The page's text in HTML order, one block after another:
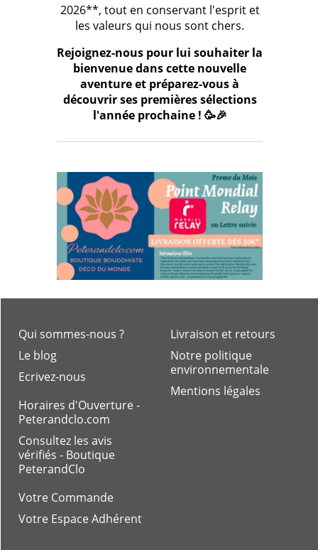
2026**, tout en conservant l'esprit et
les valeurs qui nous sont chers.
Rejoignez-nous pour lui souhaiter la
bienvenue dans cette nouvelle
aventure et préparez-vous à
découvrir ses premières sélections
l'année prochaine ! 🥳🎉
Livraison et retours
Notre politique
environnementale
Mentions légales
Qui sommes-nous ?
Le blog
Ecrivez-nous
Horaires d'Ouverture -
Peterandclo.com
Consultez les avis
vérifiés - Boutique
PeterandClo
Votre Commande
Votre Espace Adhérent